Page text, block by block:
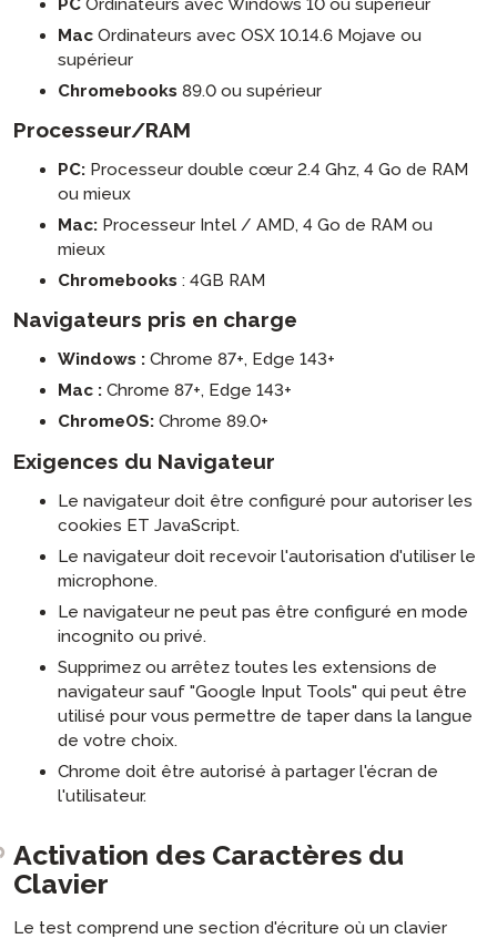
PC Ordinateurs avec Windows 10 ou supérieur
Mac Ordinateurs avec OSX 10.14.6 Mojave ou
supérieur
Chromebooks 89.0 ou supérieur
Processeur/RAM
PC: Processeur double cœur 2.4 Ghz, 4 Go de RAM
ou mieux
Mac: Processeur Intel / AMD, 4 Go de RAM ou
mieux
Chromebooks : 4GB RAM
Navigateurs pris en charge
Windows : Chrome 87+, Edge 143+
Mac : Chrome 87+, Edge 143+
ChromeOS: Chrome 89.0+
Exigences du Navigateur
Le navigateur doit être configuré pour autoriser les
cookies ET JavaScript.
Le navigateur doit recevoir l'autorisation d'utiliser le
microphone.
Le navigateur ne peut pas être configuré en mode
incognito ou privé.
Supprimez ou arrêtez toutes les extensions de
navigateur sauf "Google Input Tools" qui peut être
utilisé pour vous permettre de taper dans la langue
de votre choix.
Chrome doit être autorisé à partager l'écran de
l'utilisateur.
Activation des Caractères du
Clavier
Le test comprend une section d'écriture où un clavier